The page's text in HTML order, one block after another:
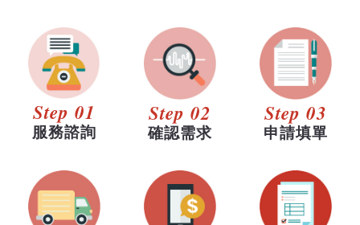
Step 01
服務諮詢
Step 02
確認需求
Step 03
申請填單